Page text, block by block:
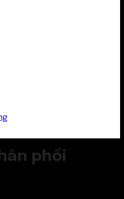
phối